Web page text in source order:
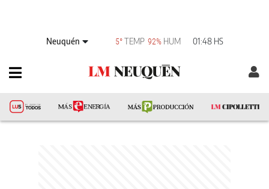
Neuquén 5° TEMP 92% HUM 01:48 HS